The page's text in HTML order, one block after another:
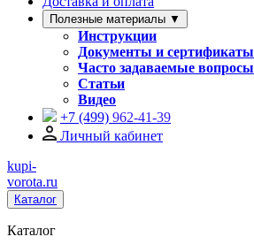
Полезные материалы ▼
Инструкции
Документы и сертификаты
Часто задаваемые вопросы
Статьи
Видео
+7 (499) 962-41-39
Личный кабинет
kupi-
vorota.ru
Каталог
Каталог